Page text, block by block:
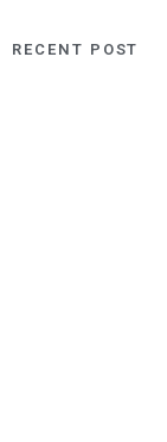
RECENT POST